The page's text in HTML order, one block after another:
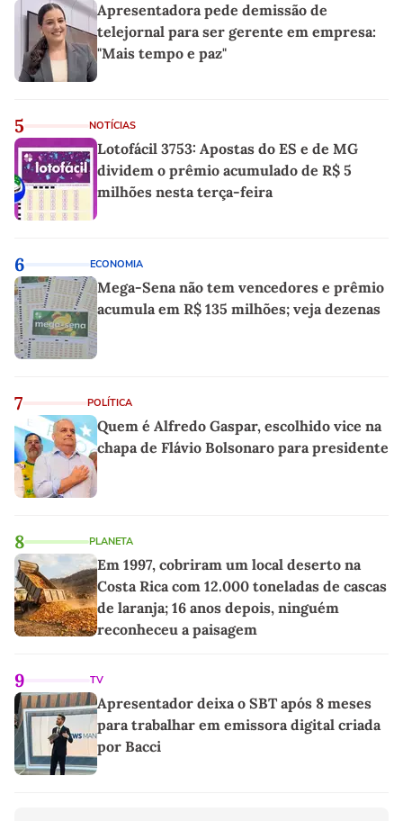
Apresentadora pede demissão de
telejornal para ser gerente em empresa:
"Mais tempo e paz"
5 NOTÍCIAS
Lotofácil 3753: Apostas do ES e de MG
dividem o prêmio acumulado de R$ 5
milhões nesta terça-feira
6 ECONOMIA
Mega-Sena não tem vencedores e prêmio
acumula em R$ 135 milhões; veja dezenas
7 POLÍTICA
Quem é Alfredo Gaspar, escolhido vice na
chapa de Flávio Bolsonaro para presidente
8 PLANETA
Em 1997, cobriram um local deserto na
Costa Rica com 12.000 toneladas de cascas
de laranja; 16 anos depois, ninguém
reconheceu a paisagem
9 TV
Apresentador deixa o SBT após 8 meses
para trabalhar em emissora digital criada
por Bacci